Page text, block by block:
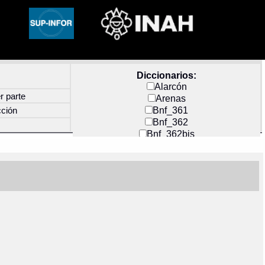
Diccionarios:
Alarcón
Arenas
Bnf_361
Bnf_362
Bnf_362bis
Docs_México
parte